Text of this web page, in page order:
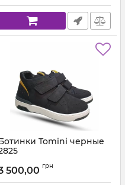
Tomini черные
500,00 грн